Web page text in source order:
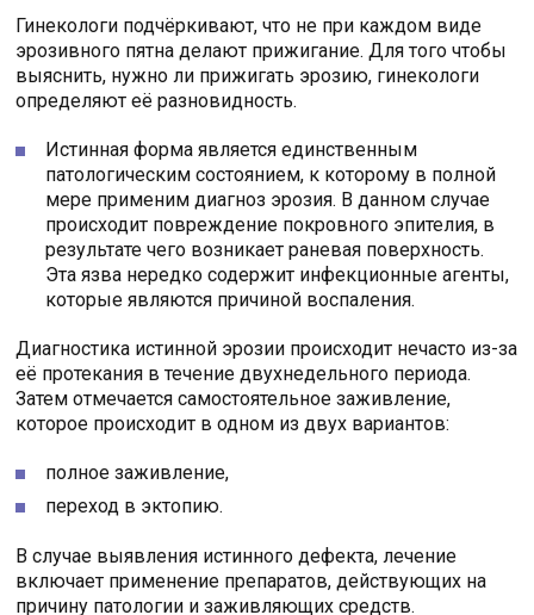
Гинекологи подчёркивают, что не при каждом виде
эрозивного пятна делают прижигание. Для того чтобы
выяснить, нужно ли прижигать эрозию, гинекологи
определяют её разновидность.
Истинная форма является единственным
патологическим состоянием, к которому в полной
мере применим диагноз эрозия. В данном случае
происходит повреждение покровного эпителия, в
результате чего возникает раневая поверхность.
Эта язва нередко содержит инфекционные агенты,
которые являются причиной воспаления.
Диагностика истинной эрозии происходит нечасто из-за
её протекания в течение двухнедельного периода.
Затем отмечается самостоятельное заживление,
которое происходит в одном из двух вариантов:
полное заживление,
переход в эктопию.
В случае выявления истинного дефекта, лечение
включает применение препаратов, действующих на
причину патологии и заживляющих средств.